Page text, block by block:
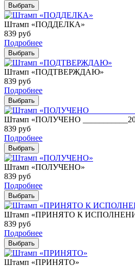
Выбрать
Штамп «ПОДДЕЛКА»
839 руб
Подробнее
Выбрать
Штамп «ПОДТВЕРЖДАЮ»
839 руб
Подробнее
Выбрать
Штамп «ПОЛУЧЕНО
839 руб
Подробнее
Выбрать
Штамп «ПОЛУЧЕНО»
839 руб
Подробнее
Выбрать
Штамп «ПРИНЯТО К
839 руб
Подробнее
Выбрать
Штамп «ПРИНЯТО»